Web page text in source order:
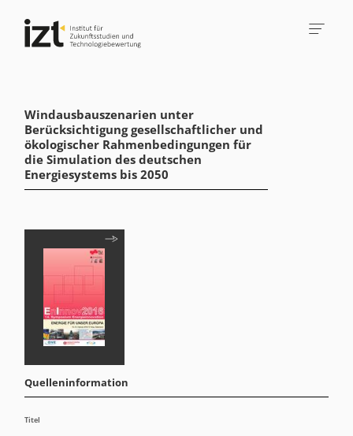
Windausbauszenarien unter
Berücksichtigung gesellschaftlicher und
ökologischer Rahmenbedingungen für
die Simulation des deutschen
Energiesystems bis 2050
Quelleninformation
Titel